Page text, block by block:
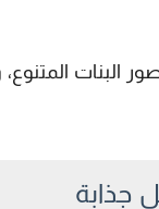
المتنوع،
جذابة